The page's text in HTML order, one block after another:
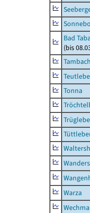
Bad
(bis
Tonna
Warza